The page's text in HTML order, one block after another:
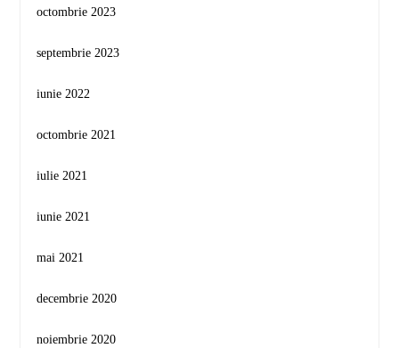
octombrie 2023
septembrie 2023
iunie 2022
octombrie 2021
iulie 2021
iunie 2021
mai 2021
decembrie 2020
noiembrie 2020